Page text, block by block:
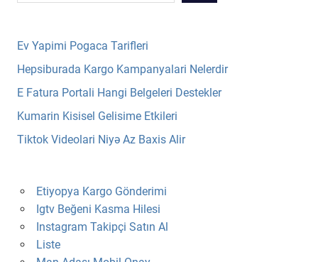
Ev Yapimi Pogaca Tarifleri
Hepsiburada Kargo Kampanyalari Nelerdir
E Fatura Portali Hangi Belgeleri Destekler
Kumarin Kisisel Gelisime Etkileri
Tiktok Videolari Niyə Az Baxis Alir
Etiyopya Kargo Gönderimi
Igtv Beğeni Kasma Hilesi
Instagram Takipçi Satın Al
Liste